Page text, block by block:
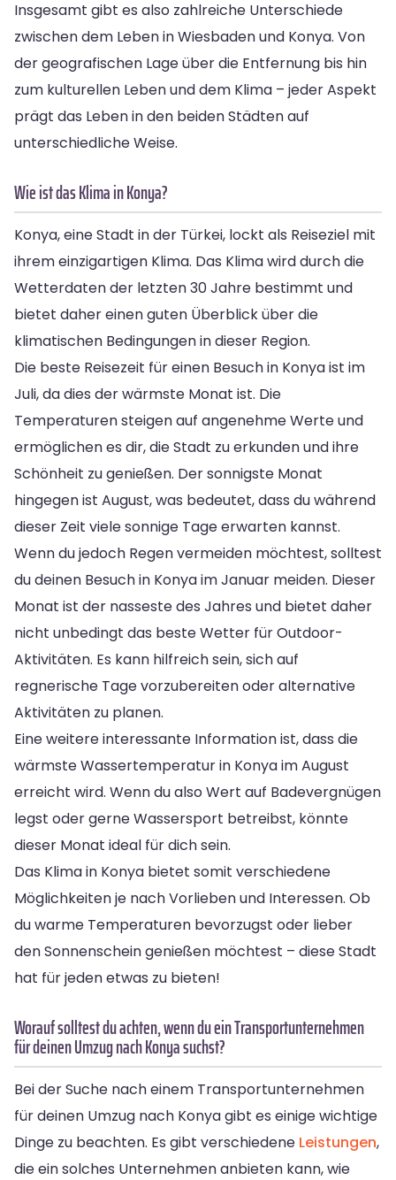
Insgesamt gibt es also zahlreiche Unterschiede
zwischen dem Leben in Wiesbaden und Konya. Von
der geografischen Lage über die Entfernung bis hin
zum kulturellen Leben und dem Klima – jeder Aspekt
prägt das Leben in den beiden Städten auf
unterschiedliche Weise.
Wie ist das Klima in Konya?
Konya, eine Stadt in der Türkei, lockt als Reiseziel mit
ihrem einzigartigen Klima. Das Klima wird durch die
Wetterdaten der letzten 30 Jahre bestimmt und
bietet daher einen guten Überblick über die
klimatischen Bedingungen in dieser Region.
Die beste Reisezeit für einen Besuch in Konya ist im
Juli, da dies der wärmste Monat ist. Die
Temperaturen steigen auf angenehme Werte und
ermöglichen es dir, die Stadt zu erkunden und ihre
Schönheit zu genießen. Der sonnigste Monat
hingegen ist August, was bedeutet, dass du während
dieser Zeit viele sonnige Tage erwarten kannst.
Wenn du jedoch Regen vermeiden möchtest, solltest
du deinen Besuch in Konya im Januar meiden. Dieser
Monat ist der nasseste des Jahres und bietet daher
nicht unbedingt das beste Wetter für Outdoor-
Aktivitäten. Es kann hilfreich sein, sich auf
regnerische Tage vorzubereiten oder alternative
Aktivitäten zu planen.
Eine weitere interessante Information ist, dass die
wärmste Wassertemperatur in Konya im August
erreicht wird. Wenn du also Wert auf Badevergnügen
legst oder gerne Wassersport betreibst, könnte
dieser Monat ideal für dich sein.
Das Klima in Konya bietet somit verschiedene
Möglichkeiten je nach Vorlieben und Interessen. Ob
du warme Temperaturen bevorzugst oder lieber
den Sonnenschein genießen möchtest – diese Stadt
hat für jeden etwas zu bieten!
Worauf solltest du achten, wenn du ein Transportunternehmen
für deinen Umzug nach Konya suchst?
Bei der Suche nach einem Transportunternehmen
für deinen Umzug nach Konya gibt es einige wichtige
Dinge zu beachten. Es gibt verschiedene Leistungen,
die ein solches Unternehmen anbieten kann, wie